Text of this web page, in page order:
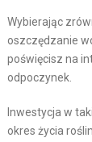
Wybierając
oszczędzanie
poświęcisz na
odpoczynek.
Inwestycja w
okres życia